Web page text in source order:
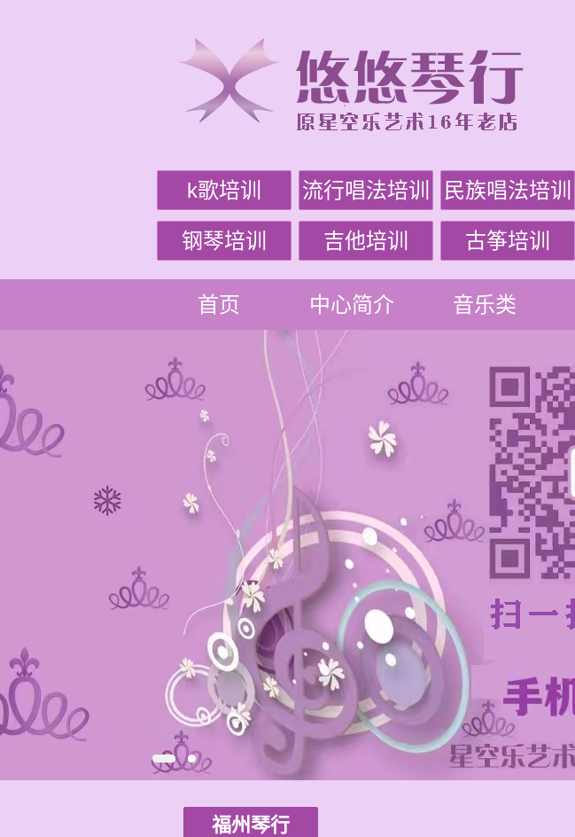
k歌培训 流行唱法培训 民族唱法培训
钢琴培训 吉他培训 古筝培训
首页 中心简介 音乐类
福州琴行